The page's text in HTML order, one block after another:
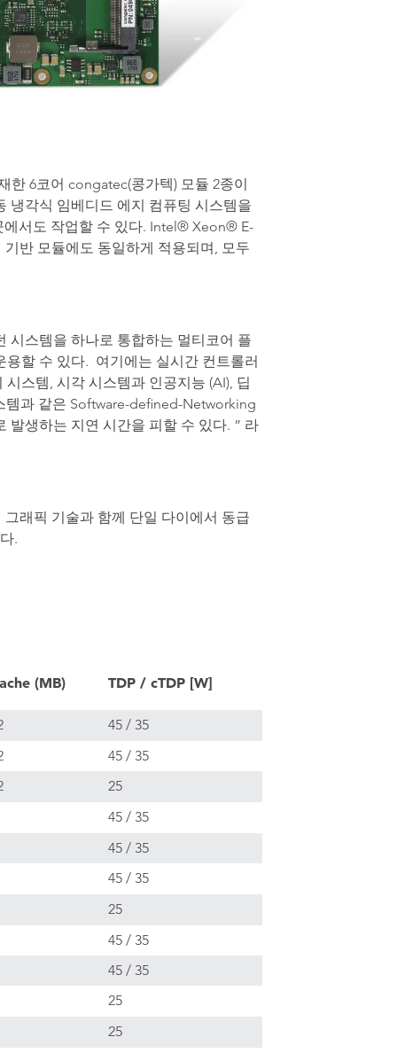
한 6코어 congatec(콩가텍) 모듈 2종이
냉각식 임베디드 에지 컴퓨팅 시스템을
에서도 작업할 수 있다. Intel® Xeon® E-
반 모듈에도 동일하게 적용되며, 모두
시스템을 하나로 통합하는 멀티코어 플
할 수 있다. 여기에는 실시간 컨트롤러
스템, 시각 시스템과 인공지능 (AI), 딥
템과 같은 Software-defined-Networking
발생하는 지연 시간을 피할 수 있다. ” 라
래픽 기술과 함께 단일 다이에서 동급
.
(MB) TDP / cTDP [W]
45 / 35
45 / 35
25
45 / 35
45 / 35
45 / 35
25
45 / 35
45 / 35
25
25